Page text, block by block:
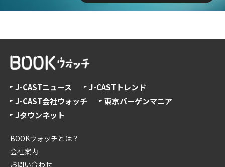
J-CASTニュース
J-CASTトレンド
J-CAST会社ウォッチ
東京バーゲンマニア
Jタウンネット
BOOKウォッチとは？
会社案内
お問い合わせ